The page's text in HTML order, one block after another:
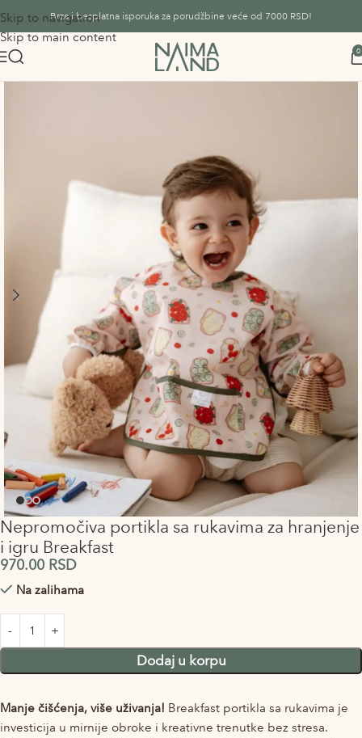
Skip to navigation
Skip to main content
Brza i besplatna isporuka za porudžbine veće od 7000 RSD!
0
Nepromočiva portikla sa rukavima za hranjenje
i igru Breakfast
970.00 RSD
Na zalihama
Dodaj u korpu
Alternative:
Manje čišćenja, više uživanja! Breakfast portikla sa rukavima je
investicija u mirnije obroke i kreativne trenutke bez stresa.